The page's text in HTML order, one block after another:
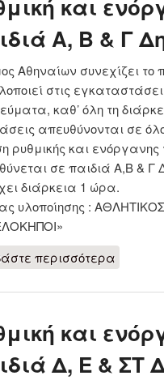
και
Α, Β & Γ
Αθηναίων συνεχίζει
στις
καθ’ όλη τη
απευθύνονται σε
ρυθμικής και
σε παιδιά Α,Β & Γ
διάρκεια 1 ώρα.
υλοποίησης :
περισσότερα
και
Δ, Ε & ΣΤ